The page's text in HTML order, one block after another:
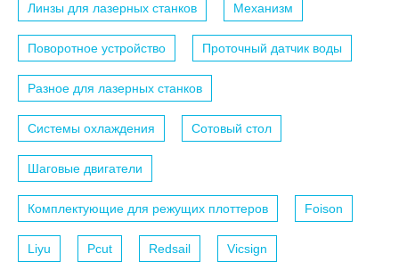
Линзы для лазерных станков Механизм
Поворотное устройство Проточный датчик воды
Разное для лазерных станков
Системы охлаждения Сотовый стол
Шаговые двигатели
Комплектующие для режущих плоттеров Foison
Liyu Pcut Redsail Vicsign